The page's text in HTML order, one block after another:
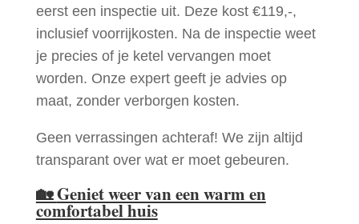
eerst een inspectie uit. Deze kost €119,-,
inclusief voorrijkosten. Na de inspectie weet
je precies of je ketel vervangen moet
worden. Onze expert geeft je advies op
maat, zonder verborgen kosten.
Geen verrassingen achteraf! We zijn altijd
transparant over wat er moet gebeuren.
🏡Geniet weer van een warm en
comfortabel huis